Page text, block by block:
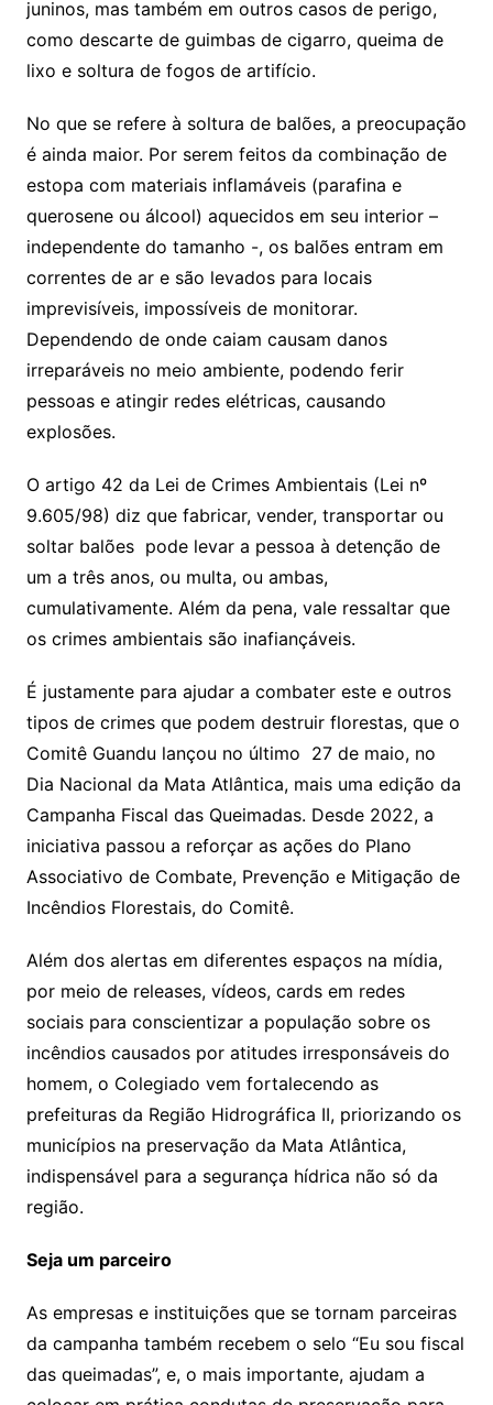
juninos, mas também em outros casos de perigo,
como descarte de guimbas de cigarro, queima de
lixo e soltura de fogos de artifício.
No que se refere à soltura de balões, a preocupação
é ainda maior. Por serem feitos da combinação de
estopa com materiais inflamáveis (parafina e
querosene ou álcool) aquecidos em seu interior –
independente do tamanho -, os balões entram em
correntes de ar e são levados para locais
imprevisíveis, impossíveis de monitorar.
Dependendo de onde caiam causam danos
irreparáveis no meio ambiente, podendo ferir
pessoas e atingir redes elétricas, causando
explosões.
O artigo 42 da Lei de Crimes Ambientais (Lei nº
9.605/98) diz que fabricar, vender, transportar ou
soltar balões pode levar a pessoa à detenção de
um a três anos, ou multa, ou ambas,
cumulativamente. Além da pena, vale ressaltar que
os crimes ambientais são inafiançáveis.
É justamente para ajudar a combater este e outros
tipos de crimes que podem destruir florestas, que o
Comitê Guandu lançou no último 27 de maio, no
Dia Nacional da Mata Atlântica, mais uma edição da
Campanha Fiscal das Queimadas. Desde 2022, a
iniciativa passou a reforçar as ações do Plano
Associativo de Combate, Prevenção e Mitigação de
Incêndios Florestais, do Comitê.
Além dos alertas em diferentes espaços na mídia,
por meio de releases, vídeos, cards em redes
sociais para conscientizar a população sobre os
incêndios causados por atitudes irresponsáveis do
homem, o Colegiado vem fortalecendo as
prefeituras da Região Hidrográfica II, priorizando os
municípios na preservação da Mata Atlântica,
indispensável para a segurança hídrica não só da
região.
Seja um parceiro
As empresas e instituições que se tornam parceiras
da campanha também recebem o selo “Eu sou fiscal
das queimadas”, e, o mais importante, ajudam a